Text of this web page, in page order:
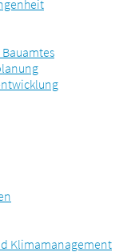
Klimamanagement